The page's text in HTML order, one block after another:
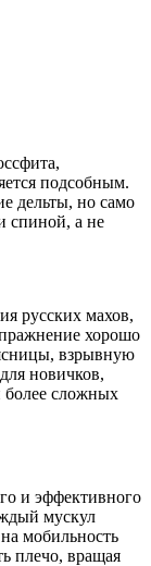
подсобным.
дельты, но само
спиной, а не
русских махов,
хорошо
взрывную
новичков,
более сложных
и эффективного
мускул
мобильность
плечо, вращая